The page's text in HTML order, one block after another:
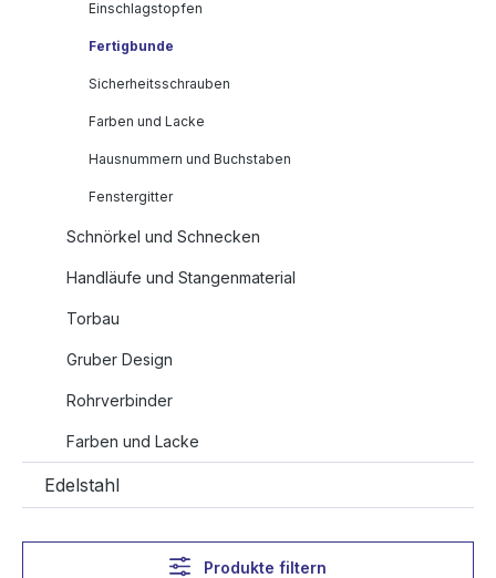
Einschlagstopfen
Fertigbunde
Sicherheitsschrauben
Farben und Lacke
Hausnummern und Buchstaben
Fenstergitter
Schnörkel und Schnecken
Handläufe und Stangenmaterial
Torbau
Gruber Design
Rohrverbinder
Farben und Lacke
Edelstahl
Produkte filtern